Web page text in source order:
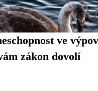
ve
zákon dovolí